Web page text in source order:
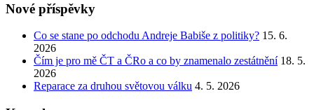
Nové příspěvky
Co se stane po odchodu Andreje Babiše z politiky? 15. 6.
2026
Čím je pro mě ČT a ČRo a co by znamenalo zestátnění 18. 5.
2026
Reparace za druhou světovou válku 4. 5. 2026